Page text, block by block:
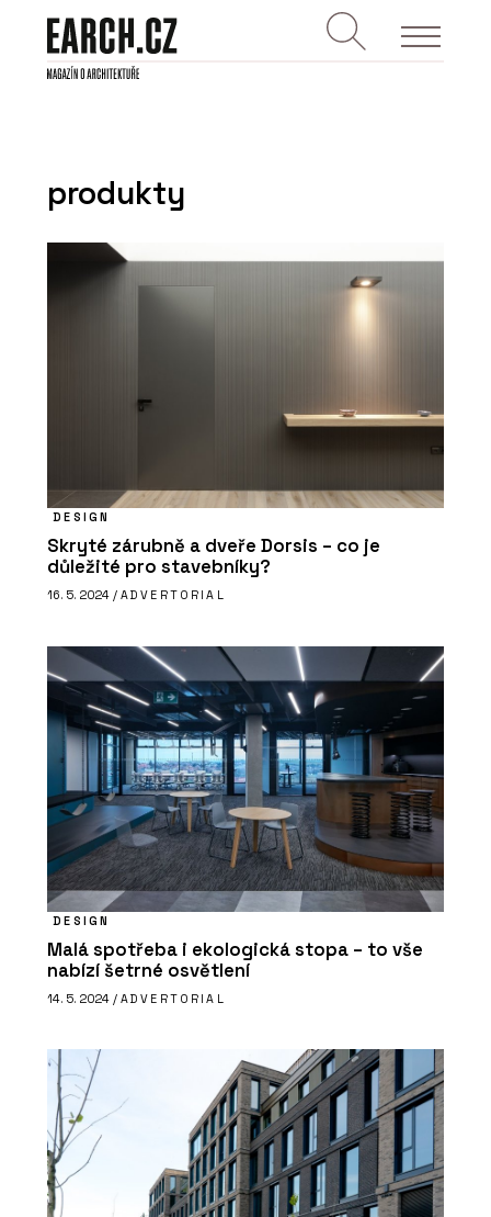
produkty
DESIGN
Skryté zárubně a dveře Dorsis – co je
důležité pro stavebníky?
16. 5. 2024 / ADVERTORIAL
DESIGN
Malá spotřeba i ekologická stopa – to vše
nabízí šetrné osvětlení
14. 5. 2024 / ADVERTORIAL